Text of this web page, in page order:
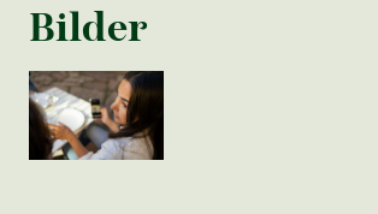
Bilder